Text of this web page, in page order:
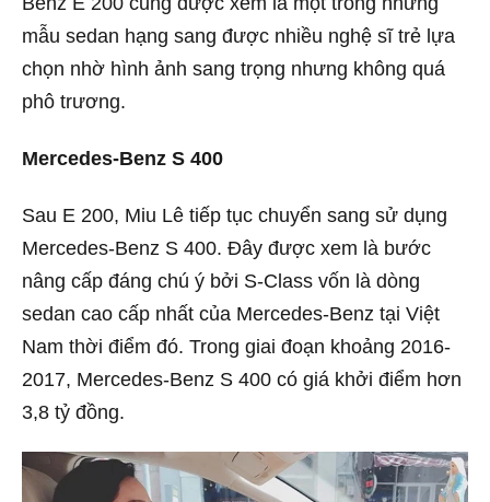
mẫu sedan hạng sang được nhiều nghệ sĩ trẻ lựa
chọn nhờ hình ảnh sang trọng nhưng không quá
phô trương.
Mercedes-Benz S 400
Sau E 200, Miu Lê tiếp tục chuyển sang sử dụng
Mercedes-Benz S 400. Đây được xem là bước
nâng cấp đáng chú ý bởi S-Class vốn là dòng
sedan cao cấp nhất của Mercedes-Benz tại Việt
Nam thời điểm đó. Trong giai đoạn khoảng 2016-
2017, Mercedes-Benz S 400 có giá khởi điểm hơn
3,8 tỷ đồng.